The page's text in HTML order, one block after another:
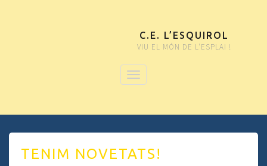
C.E. L’ESQUIROL
VIU EL MÓN DE L'ESPLAI !
TENIM NOVETATS!